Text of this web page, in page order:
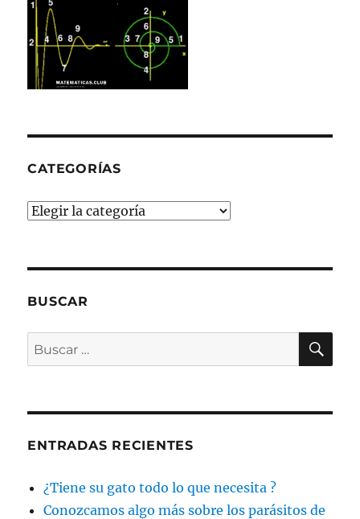
CATEGORÍAS
Categorías
BUSCAR
Buscar
por:
ENTRADAS RECIENTES
¿Tiene su gato todo lo que necesita ?
Conozcamos algo más sobre los parásitos de